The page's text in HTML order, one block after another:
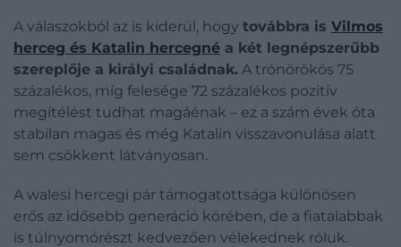
A válaszokból az is kiderül, hogy továbbra is Vilmos
herceg és Katalin hercegné a két legnépszerűbb
szereplője a királyi családnak. A trónörökös 75
százalékos, míg felesége 72 százalékos pozitív
megítélést tudhat magáénak – ez a szám évek óta
stabilan magas és még Katalin visszavonulása alatt
sem csökkent látványosan.
A walesi hercegi pár támogatottsága különösen
erős az idősebb generáció körében, de a fiatalabbak
is túlnyomórészt kedvezően vélekednek róluk.